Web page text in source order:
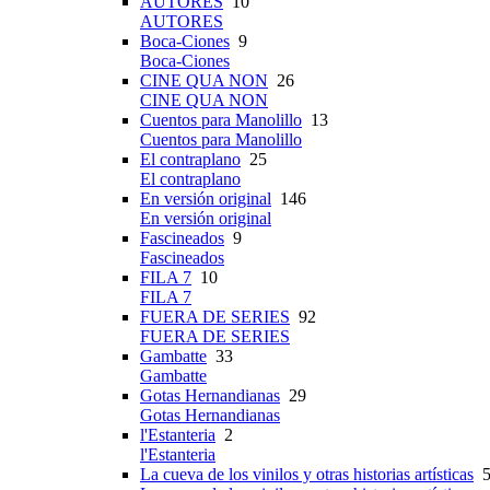
AUTORES
Boca-Ciones 9
Boca-Ciones
CINE QUA NON 26
CINE QUA NON
Cuentos para Manolillo 13
Cuentos para Manolillo
El contraplano 25
El contraplano
En versión original 146
En versión original
Fascineados 9
Fascineados
FILA 7 10
FILA 7
FUERA DE SERIES 92
FUERA DE SERIES
Gambatte 33
Gambatte
Gotas Hernandianas 29
Gotas Hernandianas
l'Estanteria 2
l'Estanteria
La cueva de los vinilos y otras historias artísticas